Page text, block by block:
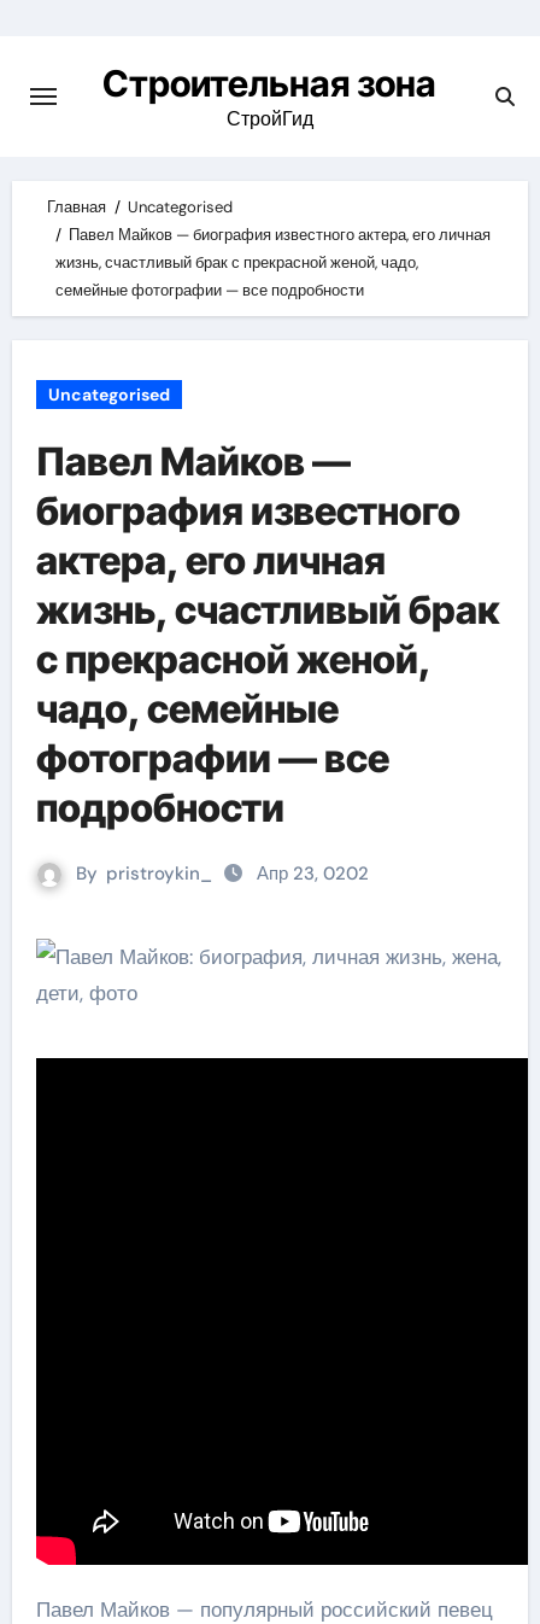
content
Строительная зона
СтройГид
Главная
Uncategorised
Павел Майков — биография известного актера, его личная
жизнь, счастливый брак с прекрасной женой, чадо,
семейные фотографии — все подробности
Uncategorised
Павел Майков —
биография известного
актера, его личная
жизнь, счастливый брак
с прекрасной женой,
чадо, семейные
фотографии — все
подробности
By pristroykin_ Апр 23, 0202
Павел Майков — популярный российский певец